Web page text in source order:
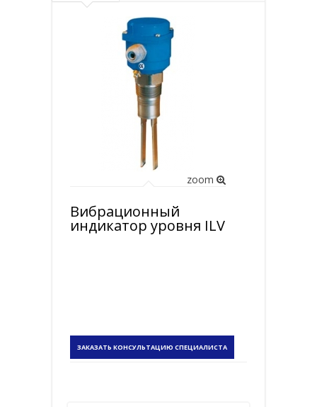
ILV Вибрационные индикаторы уровня
zoom
Вибрационный
индикатор уровня ILV
ЗАКАЗАТЬ КОНСУЛЬТАЦИЮ СПЕЦИАЛИСТА